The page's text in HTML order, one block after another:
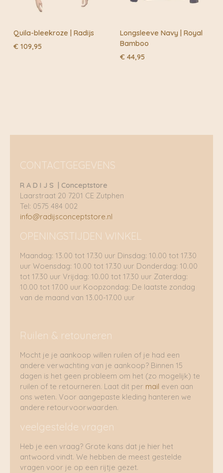
Quila-bleekroze | Radijs
€ 109,95
Longsleeve Navy | Royal
Bamboo
€ 44,95
CONTACTGEGEVENS
R A D I J S | Conceptstore
Laarstraat 20 7201 CE Zutphen
Tel: 0575 484 002
info@radijsconceptstore.nl
OPENINGSTIJDEN WINKEL
Maandag: 13.00 tot 17.30 uur Dinsdag: 10.00 tot 17.30
uur Woensdag: 10.00 tot 17.30 uur Donderdag: 10.00
tot 17.30 uur Vrijdag: 10.00 tot 17.30 uur Zaterdag:
10.00 tot 17.00 uur Koopzondag: De laatste zondag
van de maand van 13.00-17.00 uur
Ruilen & retouneren
Mocht je je aankoop willen ruilen of je had een
andere verwachting van je aankoop? Binnen 15
dagen is het geen probleem om het (zo mogelijk) te
ruilen of te retourneren. Laat dit per mail even aan
ons weten. Voor aangepaste kleding hanteren we
andere retourvoorwaarden.
veelgestelde vragen
Heb je een vraag? Grote kans dat je hier het
antwoord vindt. We hebben de meest gestelde
vragen voor je op een rijtje gezet.